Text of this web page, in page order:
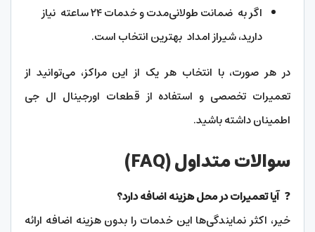
اگر به ضمانت طولانی‌مدت و خدمات ۲۴ ساعته نیاز
دارید، شیراز امداد بهترین انتخاب است.
در هر صورت، با انتخاب هر یک از این مراکز، می‌توانید از
تعمیرات تخصصی و استفاده از قطعات اورجینال ال جی
اطمینان داشته باشید.
سوالات متداول (FAQ)
❓آیا تعمیرات در محل هزینه اضافه دارد؟
خیر، اکثر نمایندگی‌ها این خدمات را بدون هزینه اضافه ارائه